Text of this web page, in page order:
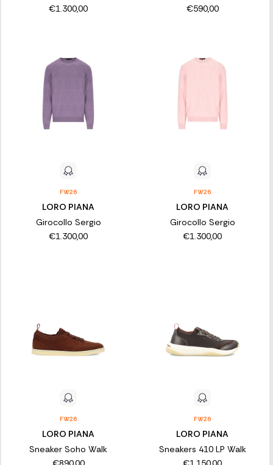
€1.300,00
€590,00
FW26
LORO PIANA
Girocollo Sergio
€1.300,00
FW26
LORO PIANA
Girocollo Sergio
€1.300,00
FW26
LORO PIANA
Sneaker Soho Walk
FW26
LORO PIANA
Sneakers 410 LP Walk